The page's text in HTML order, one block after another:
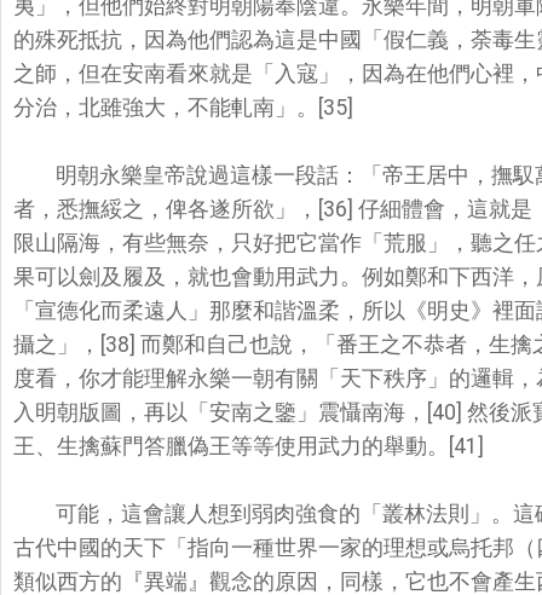
夷」， 但他們始終對明朝陽奉陰違。永樂年間，明朝
的殊死抵抗， 因為他們認為這是中國「假仁義，荼毒
之師，但在安南看來就是「入寇」， 因為在他們心裡
分治，北雖強大，不能軋南」。[35]
明朝永樂皇帝說過這樣一段話：「帝王居中，撫馭
者，悉撫綏之，俾各遂所欲」， [36] 仔細體會，這就
限山隔海，有些無奈，只好把它當作「荒服」，聽之任
果可以劍及履及， 就也會動用武力。例如鄭和下西洋
「宣德化而柔遠人」那麼和諧溫柔，所以《明史》裡
攝之」，[38] 而鄭和自己也說，「番王之不恭者，生擒
度看，你才能理解永樂一朝有關「天下秩序」的邏輯，
入明朝版圖，再以「 安南之鑒」震懾南海，[40] 然後
王、 生擒蘇門答臘偽王等等使用武力的舉動。[41]
可能，這會讓人想到弱肉強食的「叢林法則」。
古代中國的天下「 指向一種世界一家的理想或烏托邦
類似西方的『異端』觀念的原因，同樣， 它也不會產